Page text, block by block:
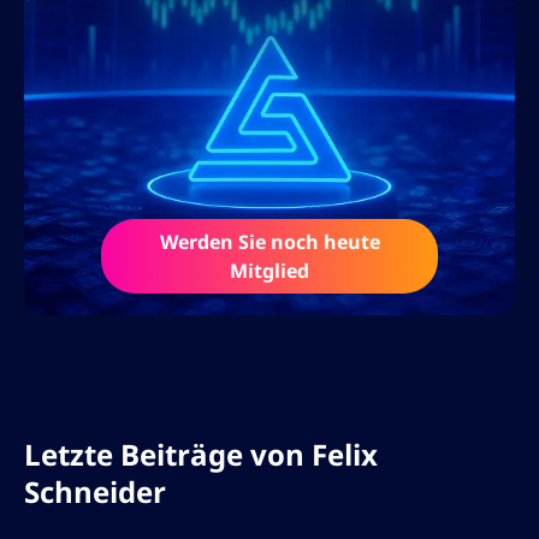
Marktanalysen und Expertenkommentare
zu digitalen Assets. Seine Arbeit hilft
Tradern und Investoren, sich sicher in der
sich schnell verändernden Krypto- und
Forex-Welt zu bewegen.
Neben seiner Tätigkeit als Autor teilt Felix
sein Wissen durch Online-Kurse, Podcasts
und interaktive Webinare. Mit seiner
Leidenschaft für Finanzbildung und
Werden Sie noch heute
Mitglied
Letzte Beiträge von Felix
Schneider